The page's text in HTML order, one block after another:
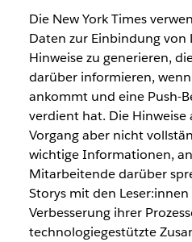
Die New York Times
Daten zur Einbindung
Hinweise zu generieren,
darüber informieren,
ankommt und eine Push-
verdient hat. Die
Vorgang aber nicht
wichtige Informationen,
Mitarbeitendedarüber
Storys mit den
Verbesserung ihrer
technologiegestützte